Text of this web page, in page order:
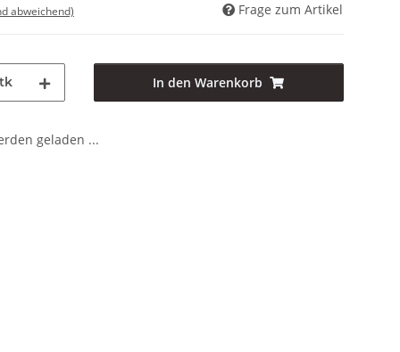
abweichend) Frage zum Artikel
In den Warenkorb
geladen ...